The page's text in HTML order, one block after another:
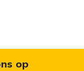
op